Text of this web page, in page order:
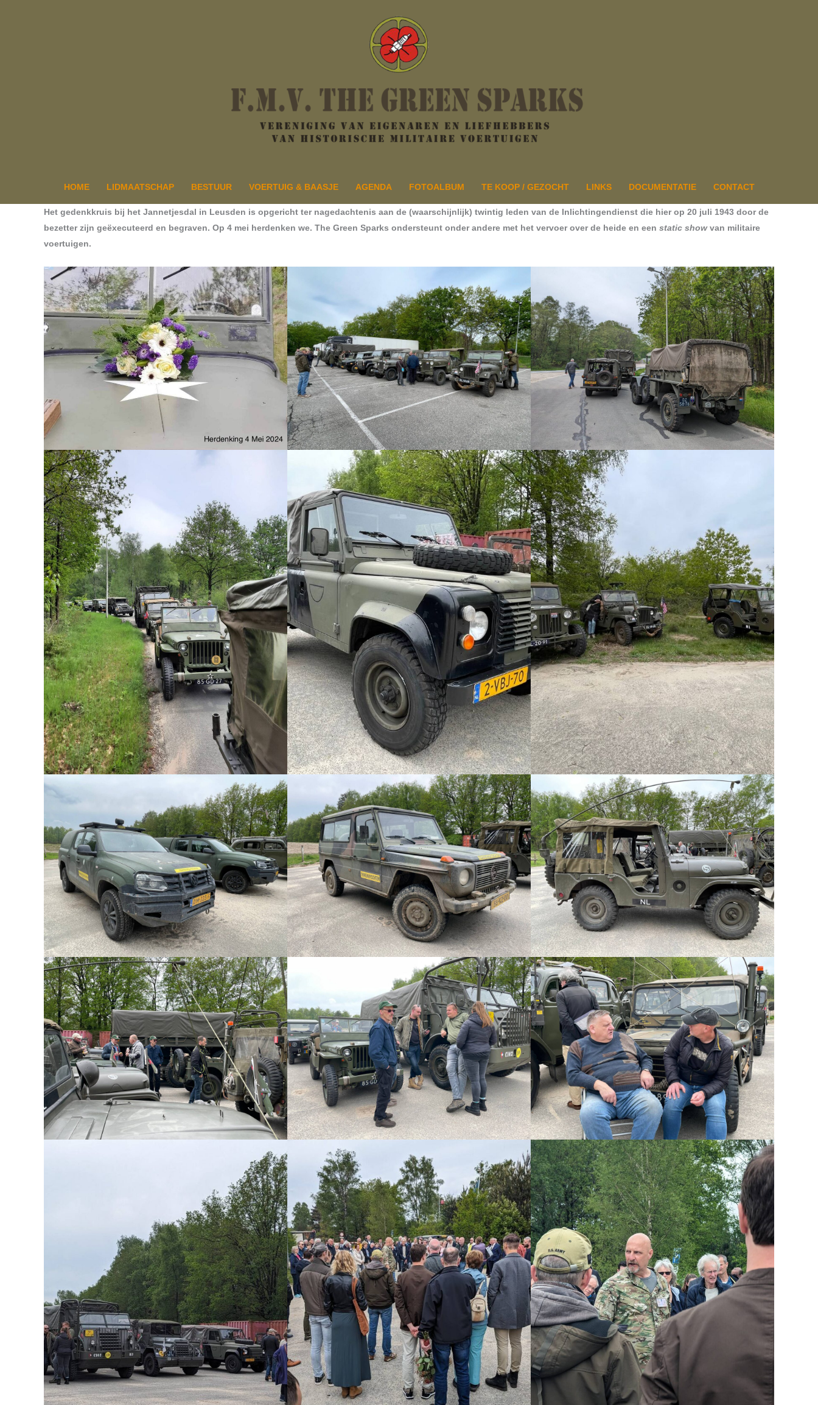
HOME LIDMAATSCHAP BESTUUR VOERTUIG & BAASJE AGENDA FOTOALBUM TE KOOP / GEZOCHT LINKS DOCUMENTATIE CONTACT
Het gedenkkruis bij het Jannetjesdal in Leusden is opgericht ter nagedachtenis aan de (waarschijnlijk) twintig leden van de Inlichtingendienst die hier op 20 juli 1943 door de
bezetter zijn geëxecuteerd en begraven. Op 4 mei herdenken we. The Green Sparks ondersteunt onder andere met het vervoer over de heide en een static showvan militaire
voertuigen.